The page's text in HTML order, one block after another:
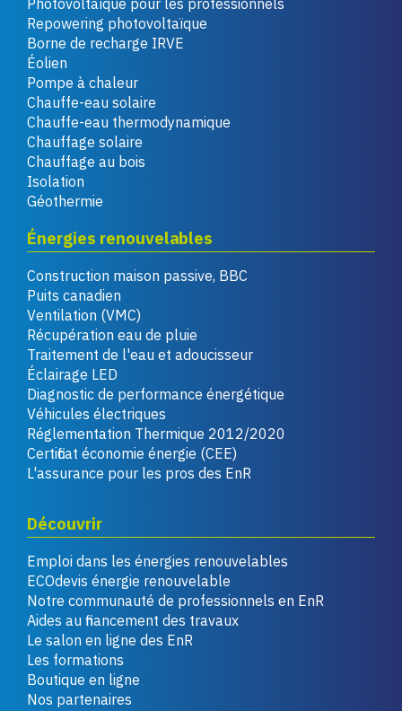
Photovoltaïque pour les professionnels
Repowering photovoltaïque
Borne de recharge IRVE
Éolien
Pompe à chaleur
Chauffe-eau solaire
Chauffe-eau thermodynamique
Chauffage solaire
Chauffage au bois
Isolation
Géothermie
Énergies renouvelables
Construction maison passive, BBC
Puits canadien
Ventilation (VMC)
Récupération eau de pluie
Traitement de l'eau et adoucisseur
Éclairage LED
Diagnostic de performance énergétique
Véhicules électriques
Réglementation Thermique 2012/2020
Certificat économie énergie (CEE)
L'assurance pour les pros des EnR
Découvrir
Emploi dans les énergies renouvelables
ECOdevis énergie renouvelable
Notre communauté de professionnels en EnR
Aides au financement des travaux
Le salon en ligne des EnR
Les formations
Boutique en ligne
Nos partenaires